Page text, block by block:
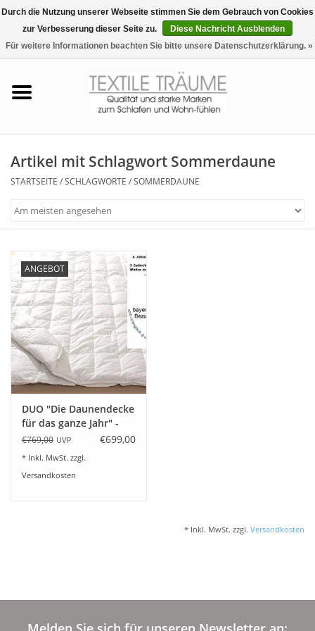
0 Artikel - €0,00
Tag & Nachtwäsche
Badezimmer & Sauna
Haus-Bademäntel
Plaids, Decken, Kissen
Mode & Accessoires
Edles aus Cashmere
Tisch & Küche
Accessoires Spa
Artikel mit Schlagwort Sommerdaune
STARTSEITE /SCHLAGWORTE /SOMMERDAUNE
ANGEBOT
DUO "Die Daunendecke
für das ganze Jahr" -
Hausmarke -
€769,00 UVP €699,00
* Inkl. MwSt. zzgl.
Versandkosten
* Inkl. MwSt. zzgl. Versandkosten
Durch die Nutzung unserer Webseite stimmen Sie dem Gebrauch von Cookies
zur Verbesserung dieser Seite zu.
Diese Nachricht Ausblenden
Für weitere Informationen beachten Sie bitte unsere Datenschutzerklärung. »